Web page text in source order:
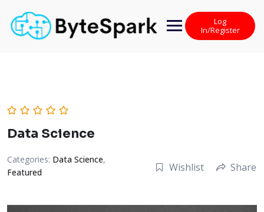
content
Log
In/Register
Data Science
Categories: Data Science,
Featured
Wishlist Share